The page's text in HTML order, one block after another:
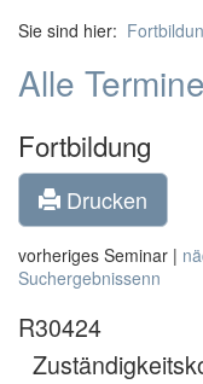
Sie sind hier:
Alle Termine
Fortbildung
Drucken
vorheriges Seminar |
Suchergebnissenn
R30424